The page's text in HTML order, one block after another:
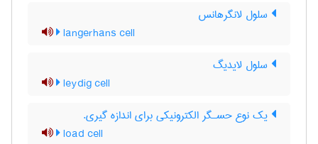
سلول لانگرهانس
langerhans cell
سلول لایدیگ
leydig cell
یك نوع حسـگر الكترونیكی برای اندازه گیری.
load cell